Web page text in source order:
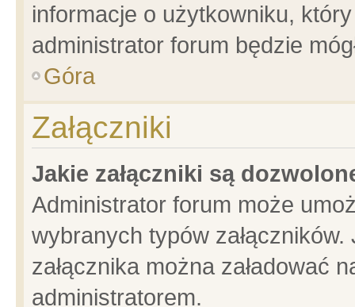
informacje o użytkowniku,
administrator forum będzie
Góra
Załączniki
Jakie załączniki są
Administrator forum może
wybranych typów
załącznika można załadować
administratorem.